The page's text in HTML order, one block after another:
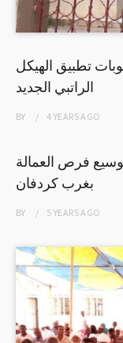
تطبيق الهيكل
الراتبي الجديد
BY 4 YEARSAGO
فرص العمالة
بغرب كردفان
BY 5 YEARSAGO